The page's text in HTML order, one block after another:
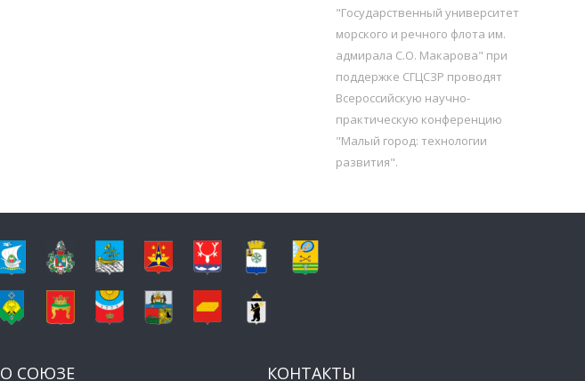
"Государственный университет
морского и речного флота им.
адмирала С.О. Макарова" при
поддержке СГЦСЗР проводят
Всероссийскую научно-
практическую конференцию
"Малый город: технологии
развития".
О СОЮЗЕ КОНТАКТЫ